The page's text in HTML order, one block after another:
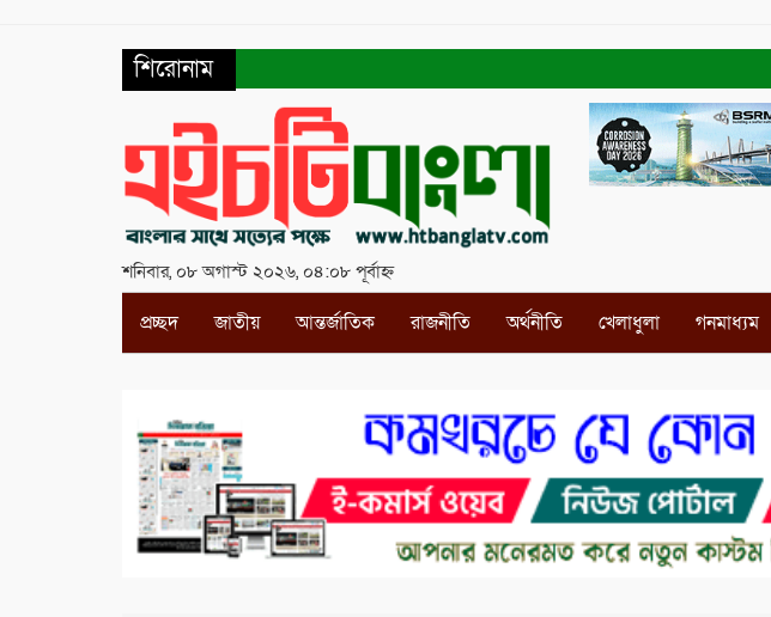
শিরোনাম
শনিবার, ০৮ অগাস্ট ২০২৬, ০৪:০৮ পূর্বাহ্ন
প্রচ্ছদ জাতীয় আন্তর্জাতিক রাজনীতি অর্থনীতি খেলাধুলা গনমাধ্যম